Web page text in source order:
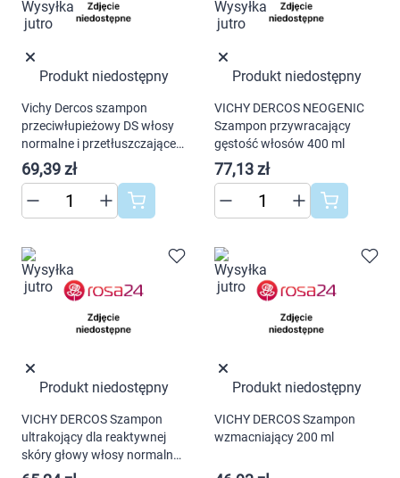
Produkt niedostępny
Vichy Dercos szampon
przeciwłupieżowy DS włosy
normalne i przetłuszczające
200 ml
69,39 zł
Produkt niedostępny
VICHY DERCOS NEOGENIC
Szampon przywracający
gęstość włosów 400 ml
77,13 zł
Produkt niedostępny
VICHY DERCOS Szampon
ultrakojący dla reaktywnej
skóry głowy włosy normalne i
tłuste 200 ml
Produkt niedostępny
VICHY DERCOS Szampon
wzmacniający 200 ml